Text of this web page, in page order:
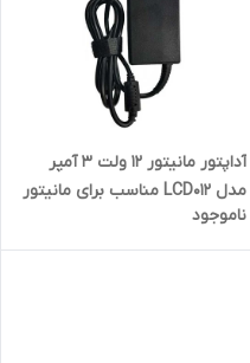
آداپتور مانیتور 12 ولت 3 آمپر
مدل LCD012 مناسب برای مانیتور
ال جی
ناموجود